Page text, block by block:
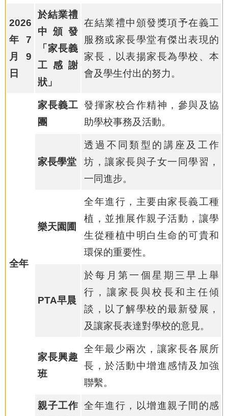
2026
年7
月9
日
於結業禮
中頒發
「家長義
工感謝
狀」
在結業禮中頒發獎項予在義工
服務或家長學堂有傑出表現的
家長，以表揚家長為學校、本
會及學生付出的努力。
全年
家長義工
團
發揮家校合作精神，參與及協
助學校事務及活動。
家長學堂
透過不同類型的講座及工作
坊，讓家長與子女一同學習，
一同進步。
樂天園圃
全年進行，主要由家長義工種
植，並推展作親子活動，讓學
生從種植中明白生命的可貴和
環保的重要性。
PTA早晨
於每月第一個星期三早上舉
行，讓家長與校長和主任傾
談，以了解學校的最新發展，
及讓家長表達對學校的意見。
家長興趣
班
全年最少兩次，讓家長各展所
長，於活動中增進感情及加強
聯繫。
親子工作 全年進行，以增進親子間的感